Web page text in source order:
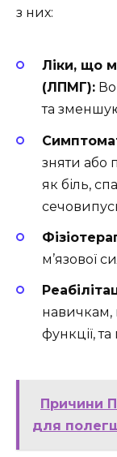
з них:
Ліки, що
(ЛПМГ):
та
зняти або
як біль,
м’язової
навичкам,
функції,
Причини
для